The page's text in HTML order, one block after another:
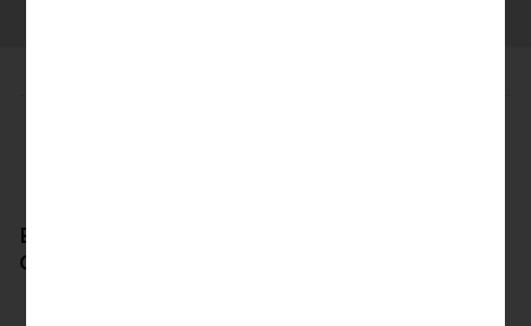
Erfahren Sie mehr über unsere Representative
Offices